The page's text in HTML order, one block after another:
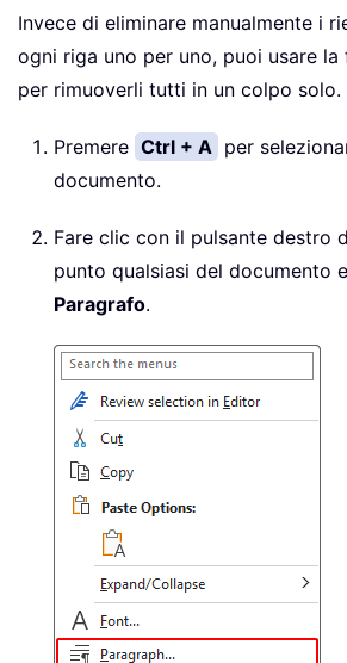
Invece di eliminare manualmente i
ogni riga uno per uno, puoi usare la
per rimuoverli tutti in un colpo solo.
Premere Ctrl + A per
documento.
Fare clic con il pulsante destro
punto qualsiasi del documento
Paragrafo.